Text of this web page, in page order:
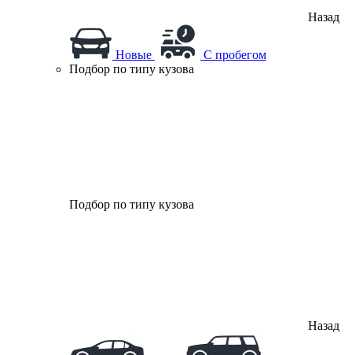
Назад
Новые
С пробегом
Подбор по типу кузова
Подбор по типу кузова
Назад